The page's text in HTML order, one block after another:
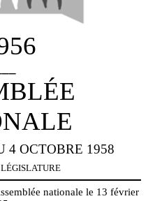
4 OCTOBRE 1958
nationale le 13 février